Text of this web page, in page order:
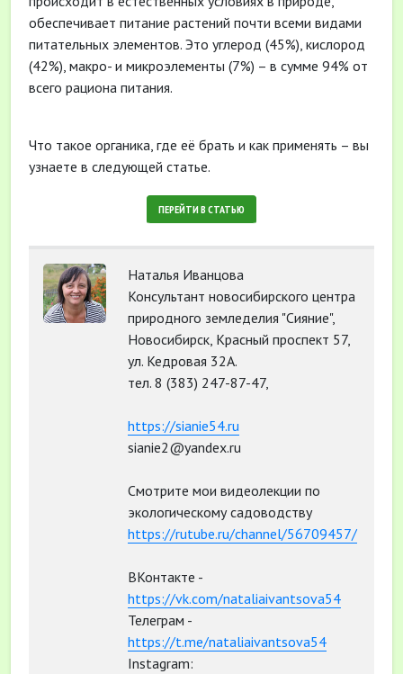
обеспечивает питание растений почти всеми видами
питательных элементов. Это углерод (45%), кислород
(42%), макро- и микроэлементы (7%) – в сумме 94% от
всего рациона питания.
Что такое органика, где её брать и как применять – вы
узнаете в следующей статье.
ПЕРЕЙТИ В СТАТЬЮ
Наталья Иванцова
Консультант новосибирского центра
природного земледелия "Сияние",
Новосибирск, Красный проспект 57,
ул. Кедровая 32А.
тел. 8 (383) 247-87-47,
https://sianie54.ru
sianie2@yandex.ru
Смотрите мои видеолекции по
экологическому садоводству
https://rutube.ru/channel/56709457/
ВКонтакте -
https://vk.com/nataliaivantsova54
Телеграм -
https://t.me/nataliaivantsova54
Instagram: